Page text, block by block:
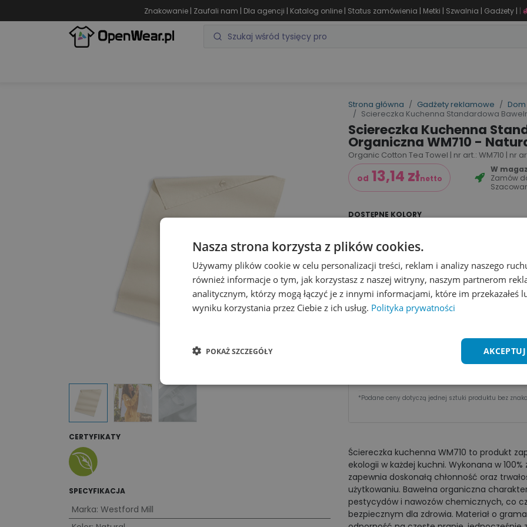
Znakowanie | Zaufali nam | Dla agencji | Katalog online | Status zamówienia | Metki | Szwalnia | Gadżety | |
Strona główna Gadżety reklamowe
Sciereczka Kuchenna Standardowa
Sciereczka Kuchenna
Organiczna WM710 -
Organic Cotton Tea Towel | nr art.: WM710 | nr
CERTYFIKATY
SPECYFIKACJA
Marka: Westford Mill
od 13,14 złnetto
W
Zamów
DOSTĘPNE KOLORY
Dodaj do koszyka
Zobacz wszystkie kolory Dodaj do
10 - 49 szt.
*Podane ceny dotyczą jednej sztuki produktu bez
Ściereczka kuchenna WM710 to produkt
ekologii w każdej kuchni. Wykonana w
zapewnia doskonałą chłonność oraz
użytkowaniu. Bawełna organiczna
pestycydów i nawozów chemicznych, co
bezpiecznym dla zdrowia. Materiał o
Nasza strona korzysta z plików cookies.
Używamy plików cookie w celu personalizacji treści, reklam i analizy naszego
również informacje o tym, jak korzystasz z naszej witryny, naszym partnerom
analitycznym, którzy mogą łączyć je z innymi informacjami, które im przekazałeś
wyniku korzystania przez Ciebie z ich usług. Polityka prywatności
POKAŻ SZCZEGÓŁY